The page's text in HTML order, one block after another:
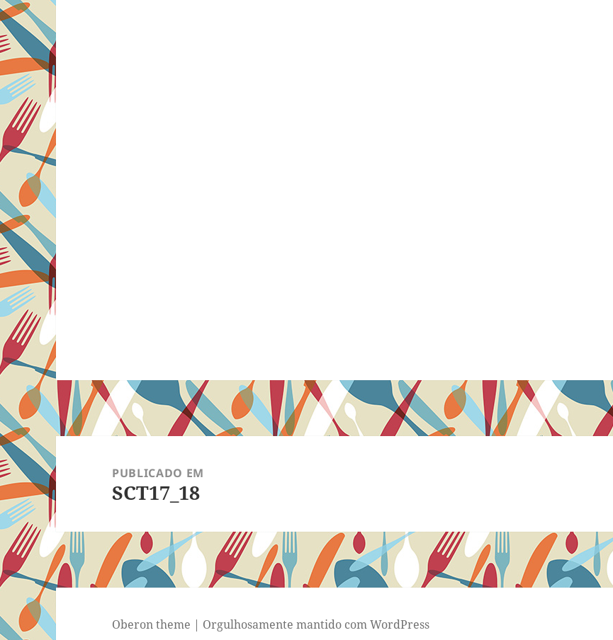
de
Post
PUBLICADO EM
SCT17_18
Oberon theme | Orgulhosamente mantido com WordPress